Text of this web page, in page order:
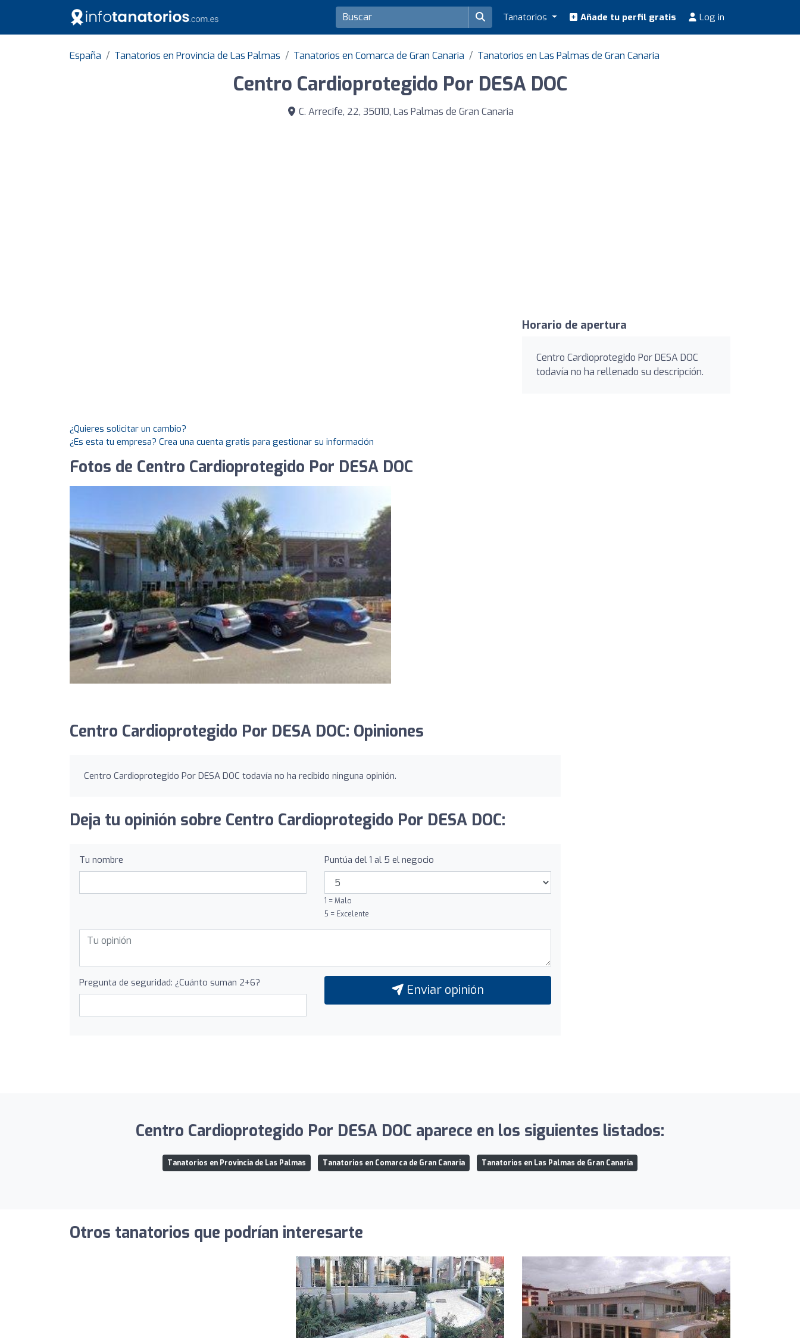
Tanatorios Añade tu perfil gratis Log in
España Tanatorios en Provincia de Las Palmas Tanatorios en Comarca de Gran Canaria Tanatorios en Las Palmas de Gran Canaria
Centro Cardioprotegido Por DESA DOC
C. Arrecife, 22, 35010, Las Palmas de Gran Canaria
Horario de apertura
Centro Cardioprotegido Por DESA DOC
todavía no ha rellenado su descripción.
¿Quieres solicitar un cambio?
¿Es esta tu empresa? Crea una cuenta gratis para gestionar su información
Fotos de Centro Cardioprotegido Por DESA DOC
Centro Cardioprotegido Por DESA DOC: Opiniones
Centro Cardioprotegido Por DESA DOC todavía no ha recibido ninguna opinión.
Deja tu opinión sobre Centro Cardioprotegido Por DESA DOC:
Tu nombre Puntúa del 1 al 5 el negocio
1 = Malo
5 = Excelente
Pregunta de seguridad: ¿Cuánto suman 2+6? Enviar opinión
Centro Cardioprotegido Por DESA DOC aparece en los siguientes listados:
Tanatorios en Provincia de Las Palmas Tanatorios en Comarca de Gran Canaria Tanatorios en Las Palmas de Gran Canaria
Otros tanatorios que podrían interesarte